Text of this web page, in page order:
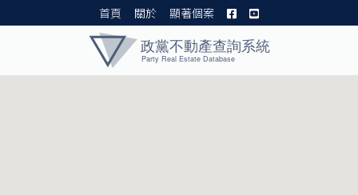
首頁 關於 顯著個案